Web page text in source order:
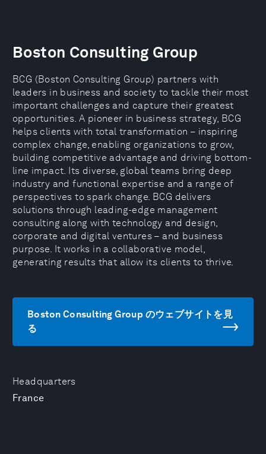
Headquarters
France
Boston Consulting Group
BCG (Boston Consulting Group) partners with
leaders in business and society to tackle their most
important challenges and capture their greatest
opportunities. A pioneer in business strategy, BCG
helps clients with total transformation – inspiring
complex change, enabling organizations to grow,
building competitive advantage and driving bottom-
line impact. Its diverse, global teams bring deep
industry and functional expertise and a range of
perspectives to spark change. BCG delivers
solutions through leading-edge management
consulting along with technology and design,
corporate and digital ventures – and business
purpose. It works in a collaborative model,
generating results that allow its clients to thrive.
Boston Consulting Group のウェブサイトを見
る